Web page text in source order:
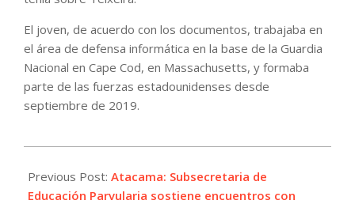
El joven, de acuerdo con los documentos, trabajaba en
el área de defensa informática en la base de la Guardia
Nacional en Cape Cod, en Massachusetts, y formaba
parte de las fuerzas estadounidenses desde
septiembre de 2019.
04-
14
Previous Post: Atacama: Subsecretaria de
Educación Parvularia sostiene encuentros con